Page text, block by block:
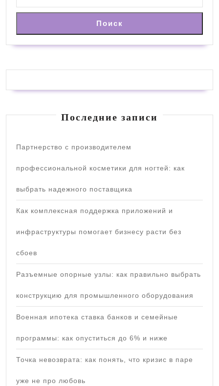
Поиск
Последние записи
Партнерство с производителем
профессиональной косметики для ногтей: как
выбрать надежного поставщика
Как комплексная поддержка приложений и
инфраструктуры помогает бизнесу расти без
сбоев
Разъемные опорные узлы: как правильно выбрать
конструкцию для промышленного оборудования
Военная ипотека ставка банков и семейные
программы: как опуститься до 6% и ниже
Точка невозврата: как понять, что кризис в паре
уже не про любовь